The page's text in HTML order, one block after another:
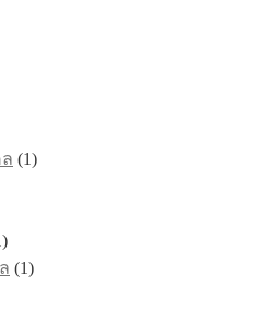
(1)
(1)